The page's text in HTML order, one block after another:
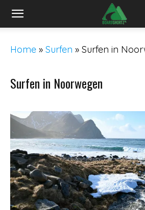
Home » Surfen » Surfen in
Surfen in Noorwegen